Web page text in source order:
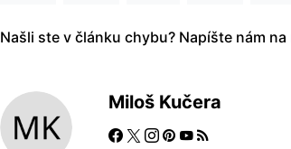
Našli ste v článku chybu? Napíšte nám na
Miloš Kučera